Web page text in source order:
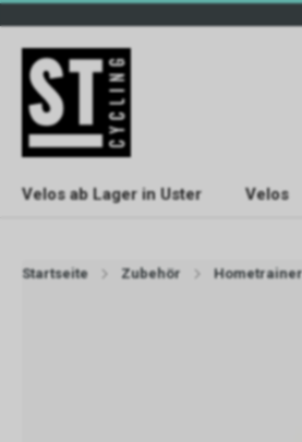
Velos ab Lager in Uster Velos
Startseite Zubehör